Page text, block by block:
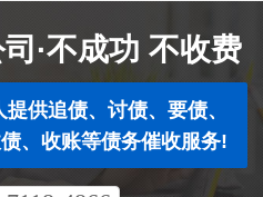
追账、
收债、
务。费
用在
20%~50%
·不成功 不收费
供追债、讨债、要债、
、收账等债务催收服务!